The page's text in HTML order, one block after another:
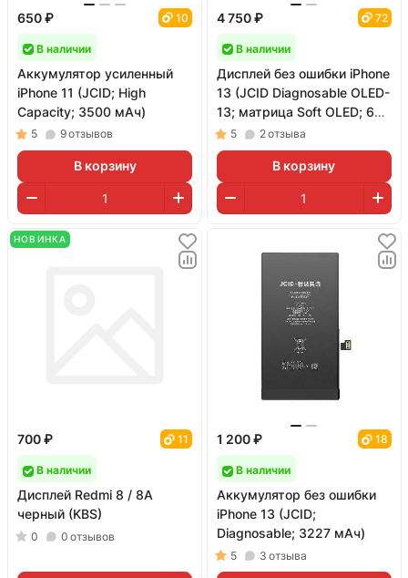
650 ₽ 10
В наличии
Аккумулятор усиленный
iPhone 11 (JCID; High
Capacity; 3500 мАч)
5 9отзывов
В корзину
4 750 ₽ 72
В наличии
Дисплей без ошибки iPhone
13 (JCID Diagnosable OLED-
13; матрица Soft OLED; 60
Гц)5 2отзыва
В корзину
НОВИНКА
700 ₽ 11
В наличии
Дисплей Redmi 8 / 8A
черный (KBS)
0 0 отзывов
1 200 ₽ 18
В наличии
Аккумулятор без ошибки
iPhone 13 (JCID;
Diagnosable; 3227 мАч)
5 3 отзыва